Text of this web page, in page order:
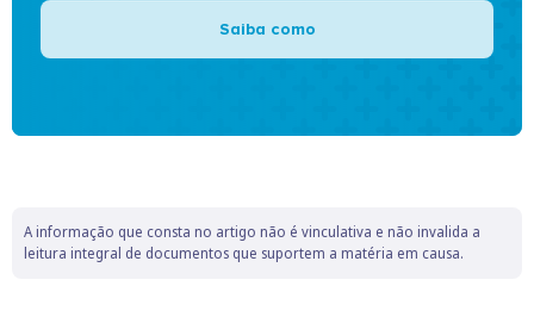
Saiba como
A informação que consta no artigo não é vinculativa e não invalida a
leitura integral de documentos que suportem a matéria em causa.